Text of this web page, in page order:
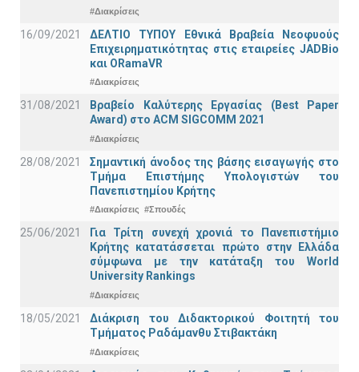
#Διακρίσεις
16/09/2021
ΔΕΛΤΙΟ ΤΥΠΟΥ Εθνικά Βραβεία Νεοφυούς
Επιχειρηματικότητας στις εταιρείες JADBio
και ORamaVR
#Διακρίσεις
31/08/2021
Βραβείο Καλύτερης Εργασίας (Best Paper
Award) στο ACM SIGCOMM 2021
#Διακρίσεις
28/08/2021
Σημαντική άνοδος της βάσης εισαγωγής στο
Τμήμα Επιστήμης Υπολογιστών του
Πανεπιστημίου Κρήτης
#Διακρίσεις #Σπουδές
25/06/2021
Για Τρίτη συνεχή χρονιά το Πανεπιστήμιο
Κρήτης κατατάσσεται πρώτο στην Ελλάδα
σύμφωνα με την κατάταξη του World
University Rankings
#Διακρίσεις
18/05/2021
Διάκριση του Διδακτορικού Φοιτητή του
Τμήματος Ραδάμανθυ Στιβακτάκη
#Διακρίσεις